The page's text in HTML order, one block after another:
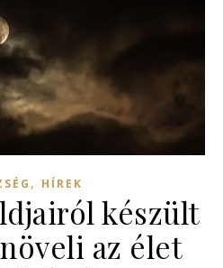
, HÍREK
készült
az élet